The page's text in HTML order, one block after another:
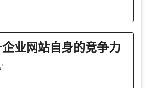
业网站自身的竞争力